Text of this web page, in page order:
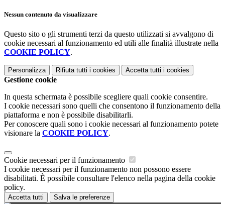
Nessun contenuto da visualizzare
Questo sito o gli strumenti terzi da questo utilizzati si avvalgono di
cookie necessari al funzionamento ed utili alle finalità illustrate nella
COOKIE POLICY.
Personalizza Rifiuta tutti i cookies Accetta tutti i cookies
Gestione cookie
In questa schermata è possibile scegliere quali cookie consentire.
I cookie necessari sono quelli che consentono il funzionamento della
piattaforma e non è possibile disabilitarli.
Per conoscere quali sono i cookie necessari al funzionamento potete
visionare la COOKIE POLICY.
Cookie necessari per il funzionamento
I cookie necessari per il funzionamento non possono essere
disabilitati. È possibile consultare l'elenco nella pagina della cookie
policy.
Accetta tutti Salva le preferenze